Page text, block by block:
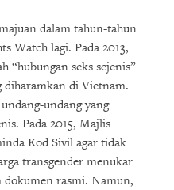
dalam tahun-tahun
Watch lagi. Pada 2013,
“hubungan seks sejenis”
diharamkan di Vietnam.
undang yang
Pada 2015, Majlis
Kod Sivil agar tidak
transgender menukar
dokumen rasmi. Namun,